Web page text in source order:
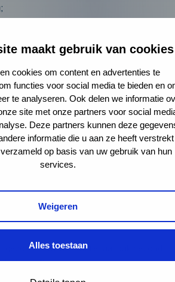
maakt gebruik van cookies
cookies om content en advertenties te
functies voor social media te bieden en
te analyseren. Ook delen we informatie
site met onze partners voor social
Deze partners kunnen deze
informatie die u aan ze heeft
op basis van uw gebruik van hun
services.
Weigeren
Alles toestaan
2014 – Hoeveel gebruiken
– Kenmerken en problematiek van
in de nieuwe basis GGZ?;
– Eenzaamheid;
meldingen infectieziekten).
2015 – nummer 1 (PDF, 1 MB)
en controle op gezondheidsrisico’s
Vugs, wethouder zorg en welzijn
gezond gewicht – Ketenaanpak gezond
in Den Haag;
gezondheid en welzijn ouderen;